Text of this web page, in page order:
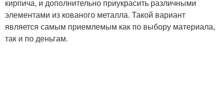
кирпича, и дополнительно приукрасить различными
элементами из кованого металла. Такой вариант
является самым приемлемым как по выбору материала,
так и по деньгам.